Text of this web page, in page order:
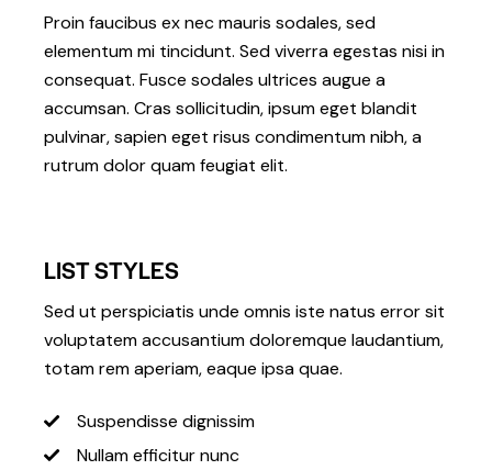
Proin faucibus ex nec mauris sodales, sed
elementum mi tincidunt. Sed viverra egestas nisi in
consequat. Fusce sodales ultrices augue a
accumsan. Cras sollicitudin, ipsum eget blandit
pulvinar, sapien eget risus condimentum nibh, a
rutrum dolor quam feugiat elit.
LIST STYLES
Sed ut perspiciatis unde omnis iste natus error sit
voluptatem accusantium doloremque laudantium,
totam rem aperiam, eaque ipsa quae.
Suspendisse dignissim
Nullam efficitur nunc